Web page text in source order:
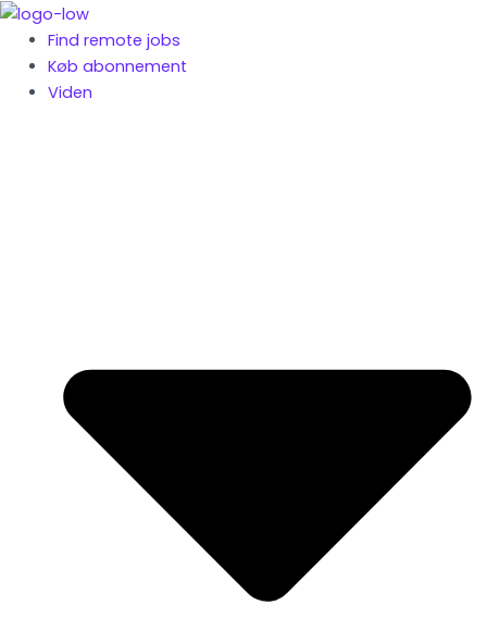
Gå
indholdet
Find remote jobs
Køb abonnement
Viden